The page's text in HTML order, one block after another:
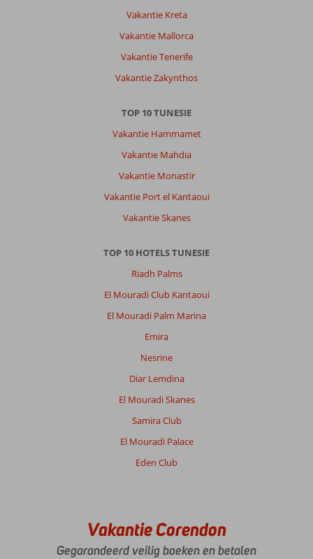
Vakantie Kreta
Vakantie Mallorca
Vakantie Tenerife
Vakantie Zakynthos
TOP 10 TUNESIE
Vakantie Hammamet
Vakantie Mahdia
Vakantie Monastir
Vakantie Port el Kantaoui
Vakantie Skanes
TOP 10 HOTELS TUNESIE
Riadh Palms
El Mouradi Club Kantaoui
El Mouradi Palm Marina
Emira
Nesrine
Diar Lemdina
El Mouradi Skanes
Samira Club
El Mouradi Palace
Eden Club
Vakantie Corendon
Gegarandeerd veilig boeken en betalen